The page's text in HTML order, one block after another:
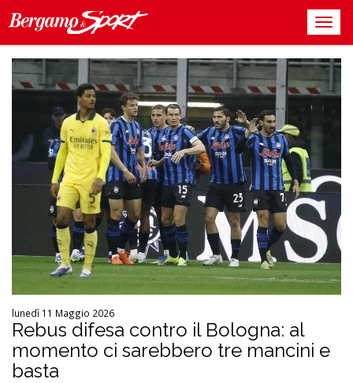
lunedì 11 Maggio 2026
Rebus difesa contro il Bologna: al
momento ci sarebbero tre mancini e
basta